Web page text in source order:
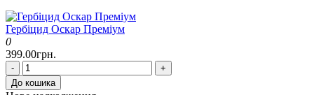
Гербіцид Оскар Преміум
0
399.00грн.
-
+
До кошика